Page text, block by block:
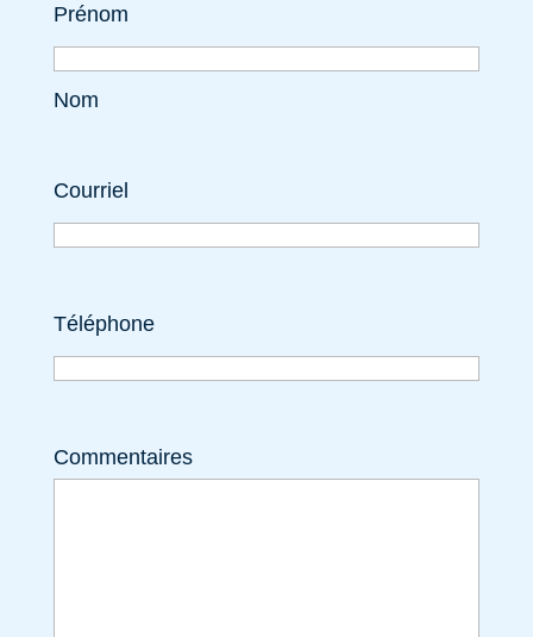
Prénom
Nom
Courriel
Téléphone
Commentaires